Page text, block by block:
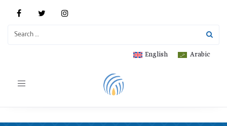
Arabic
English
Toggle